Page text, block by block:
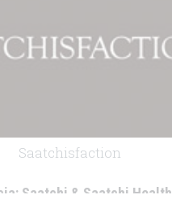
Saatchisfaction
Saatchi & Saatchi Health